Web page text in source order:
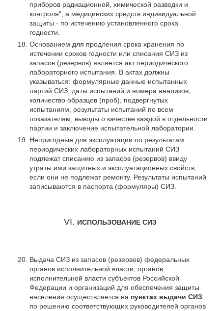
приборов радиационной, химической разведки и
контроля", а медицинских средств индивидуальной
защиты - по истечению установленного срока
годности.
Основанием для продления срока хранения по
истечении сроков годности или списания СИЗ из
запасов (резервов) является акт периодического
лабораторного испытания. В актах должны
указываться: формулярные данные испытанных
партий СИЗ, даты испытаний и номера анализов,
количество образцов (проб), подвергнутых
испытаниям, результаты испытаний по всем
показателям, выводы о качестве каждой в отдельности
партии и заключение испытательной лаборатории.
Непригодные для эксплуатации по результатам
периодических лабораторных испытаний СИЗ
подлежат списанию из запасов (резервов) ввиду
утраты ими защитных и эксплуатационных свойств,
если они не подлежат ремонту. Результаты испытаний
записываются в паспорта (формуляры) СИЗ.
VI. ИСПОЛЬЗОВАНИЕ СИЗ
Выдача СИЗ из запасов (резервов) федеральных
органов исполнительной власти, органов
исполнительной власти субъектов Российской
Федерации и организаций для обеспечения защиты
населения осуществляется на пунктах выдачи СИЗ
по решению соответствующих руководителей органов